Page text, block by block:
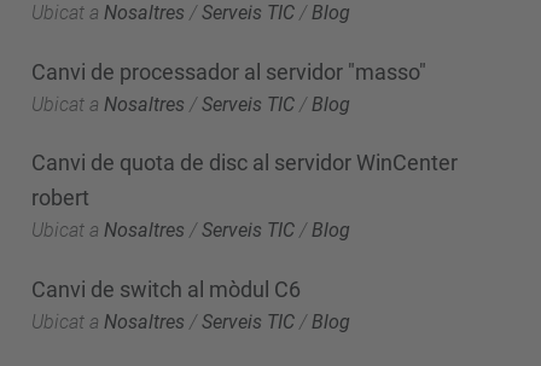
Ubicat a Nosaltres /Serveis TIC /Blog
Canvi de processador al servidor "masso"
Ubicat a Nosaltres /Serveis TIC / Blog
Canvi de quota de disc al servidor WinCenter
robert
Ubicat a Nosaltres /Serveis TIC /Blog
Canvi de switch al mòdul C6
Ubicat a Nosaltres /Serveis TIC / Blog